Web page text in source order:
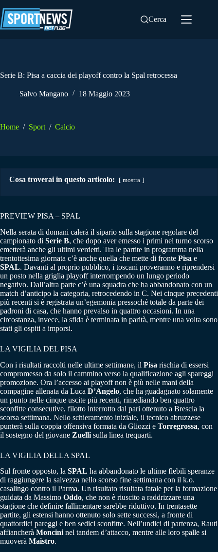
al
contenuto
Cerca
Serie B: Pisa a caccia dei playoff contro la Spal retrocessa
Salvo Mangano 18 Maggio 2023
Home / Sport / Calcio
Cosa troverai in questo articolo: mostra
PREVIEW PISA – SPAL
Nella serata di domani calerà il sipario sulla stagione regolare del
campionato di Serie B, che dopo aver emesso i primi nel turno scorso
emetterà anche gli ultimi verdetti. Tra le partite in programma nella
trentottesima giornata c’è anche quella che mette di fronte Pisa e
SPAL. Davanti al proprio pubblico, i toscani proveranno e riprendersi
un posto nella griglia playoff interrompendo un lungo periodo
negativo. Dall’altra parte c’è una squadra che ha abbandonato con un
match d’anticipo la categoria, retrocedendo in C. Nei cinque precedenti
più recenti si è registrata un’egemonia pressoché totale da parte dei
padroni di casa, che hanno prevalso in quattro occasioni. In una
circostanza, invece, la sfida è terminata in parità, mentre una volta sono
stati gli ospiti a imporsi.
LA VIGILIA DEL PISA
Con i risultati raccolti nelle ultime settimane, il Pisa rischia di essersi
compromesso da solo il cammino verso la qualificazione agli spareggi
promozione. Ora l’accesso ai playoff non è più nelle mani della
compagine allenata da Luca D’Angelo, che ha guadagnato solamente
un punto nelle cinque uscite più recenti, rimediando ben quattro
sconfitte consecutive, filotto interrotto dal pari ottenuto a Brescia la
scorsa settimana. Nello schieramento iniziale, il tecnico abruzzese
punterà sulla coppia offensiva formata da Gliozzi e Torregrossa, con
il sostegno del giovane Zuelli sulla linea trequarti.
LA VIGILIA DELLA SPAL
Sul fronte opposto, la SPAL ha abbandonato le ultime flebili speranze
di raggiungere la salvezza nello scorso fine settimana con il k.o.
casalingo contro il Parma. Un risultato risultata fatale per la formazione
guidata da Massimo Oddo, che non è riuscito a raddrizzare una
stagione che definire fallimentare sarebbe riduttivo. In trentasette
partite, gli estensi hanno ottenuto solo sette successi, a fronte di
quattordici pareggi e ben sedici sconfitte. Nell’undici di partenza, Rauti
affiancherà Moncini nel tandem d’attacco, mentre alle loro spalle si
muoverà Maistro.